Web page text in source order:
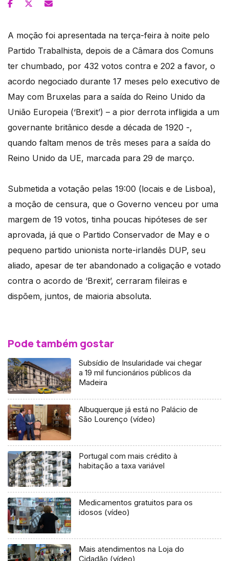
A moção foi apresentada na terça-feira à noite pelo
Partido Trabalhista, depois de a Câmara dos Comuns
ter chumbado, por 432 votos contra e 202 a favor, o
acordo negociado durante 17 meses pelo executivo de
May com Bruxelas para a saída do Reino Unido da
União Europeia (‘Brexit’) – a pior derrota infligida a um
governante britânico desde a década de 1920 -,
quando faltam menos de três meses para a saída do
Reino Unido da UE, marcada para 29 de março.
Submetida a votação pelas 19:00 (locais e de Lisboa),
a moção de censura, que o Governo venceu por uma
margem de 19 votos, tinha poucas hipóteses de ser
aprovada, já que o Partido Conservador de May e o
pequeno partido unionista norte-irlandês DUP, seu
aliado, apesar de ter abandonado a coligação e votado
contra o acordo de ‘Brexit’, cerraram fileiras e
dispõem, juntos, de maioria absoluta.
Pode também gostar
Subsídio de Insularidade vai chegar
a 19 mil funcionários públicos da
Madeira
Albuquerque já está no Palácio de
São Lourenço (vídeo)
Portugal com mais crédito à
habitação a taxa variável
Medicamentos gratuitos para os
idosos (vídeo)
Mais atendimentos na Loja do
Cidadão (vídeo)